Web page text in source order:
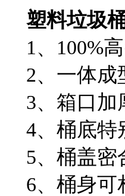
塑料垃圾
1、100%
2、一体成
3、箱口加
4、桶底特
5、桶盖密
6、桶身可